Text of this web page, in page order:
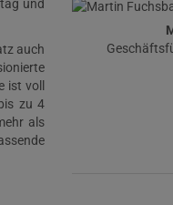
und
auch
ist voll
zu 4
als